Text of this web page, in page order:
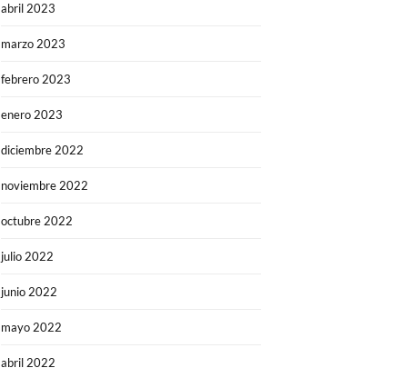
abril 2023
marzo 2023
febrero 2023
enero 2023
diciembre 2022
noviembre 2022
octubre 2022
julio 2022
junio 2022
mayo 2022
abril 2022